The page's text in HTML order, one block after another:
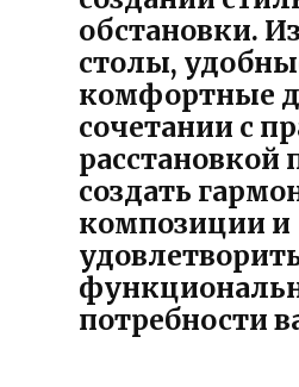
обстановки.
столы,
комфортные
сочетании с
расстановкой
создать
композиции и
потребности